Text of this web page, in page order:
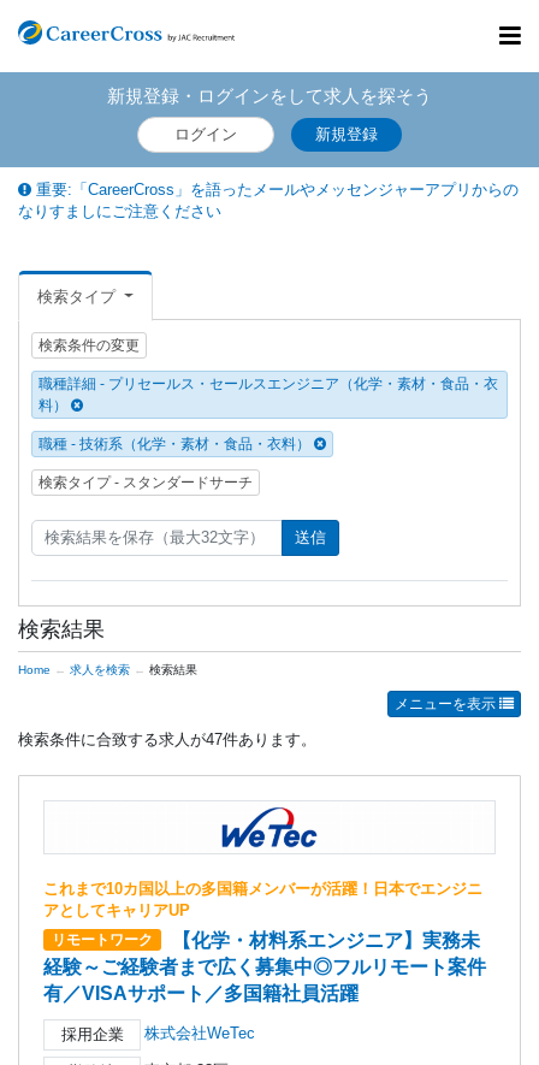
新規登録・ログインをして求人を探そう
ログイン 新規登録
重要:「CareerCross」を語ったメールやメッセンジャーアプリからの
なりすましにご注意ください
検索タイプ
検索条件の変更
職種詳細 - プリセールス・セールスエンジニア（化学・素材・食品・衣
料）
職種 - 技術系（化学・素材・食品・衣料）
検索タイプ - スタンダードサーチ
送信
検索結果
Home 求人を検索 検索結果
メニューを表示
検索条件に合致する求人が47件あります。
これまで10カ国以上の多国籍メンバーが活躍！日本でエンジニ
アとしてキャリアUP
リモートワーク
【化学・材料系エンジニア】実務未
経験～ご経験者まで広く募集中◎フルリモート案件
有／VISAサポート／多国籍社員活躍
採用企業 株式会社WeTec